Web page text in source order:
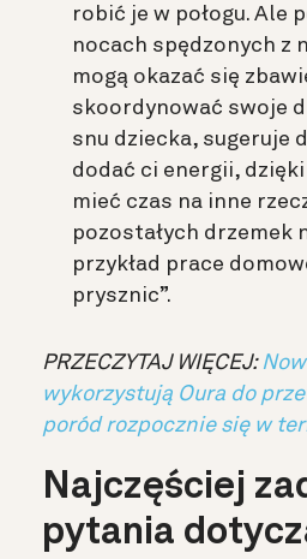
robić je w połogu. Ale
nocach spędzonych z
mogą okazać się
skoordynować swoje
snu dziecka, sugeruje
dodać ci energii,
mieć czas na inne
pozostałych drzemek
przykład prace
prysznic”.
PRZECZYTAJ WIĘCEJ:
wykorzystują Oura do
poród rozpocznie się w
Najczęściej
pytania